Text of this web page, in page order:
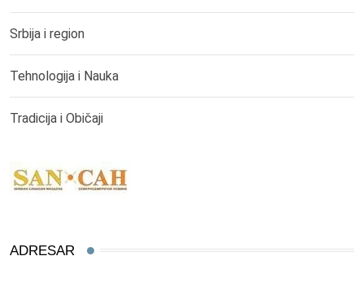
Srbija i region
Tehnologija i Nauka
Tradicija i Običaji
ADRESAR